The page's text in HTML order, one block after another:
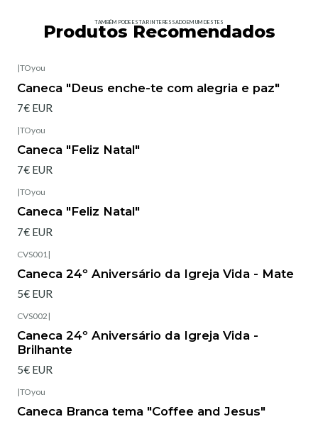
TAMBÉM PODE ESTAR INTERESSADO EM UM DESTES
Produtos Recomendados
|TOyou
Caneca "Deus enche-te com alegria e paz"
7€ EUR
|TOyou
Caneca "Feliz Natal"
7€ EUR
|TOyou
Caneca "Feliz Natal"
7€ EUR
CVS001 |
Caneca 24º Aniversário da Igreja Vida - Mate
5€ EUR
CVS002 |
Caneca 24º Aniversário da Igreja Vida -
Brilhante
5€ EUR
|TOyou
Caneca Branca tema "Coffee and Jesus"